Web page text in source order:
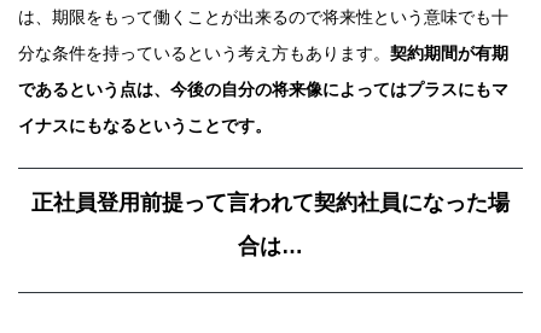
は、期限をもって働くことが出来るので将来性という意味でも十
分な条件を持っているという考え方もあります。 契約期間が有期
であるという点は、今後の自分の将来像によってはプラスにもマ
イナスにもなるということです。
正社員登用前提って言われて契約社員になった場
合は…